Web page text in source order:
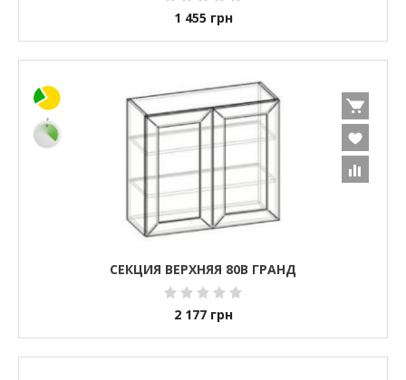
1 455 грн
СЕКЦИЯ ВЕРХНЯЯ 80В ГРАНД
2 177 грн